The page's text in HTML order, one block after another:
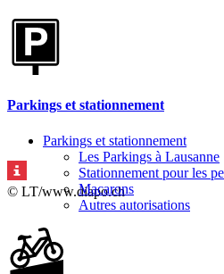
© LT/www.diapo.ch
Parkings et stationnement
Parkings et stationnement
Les Parkings à Lausanne
Stationnement pour les
Macarons
Autres autorisations